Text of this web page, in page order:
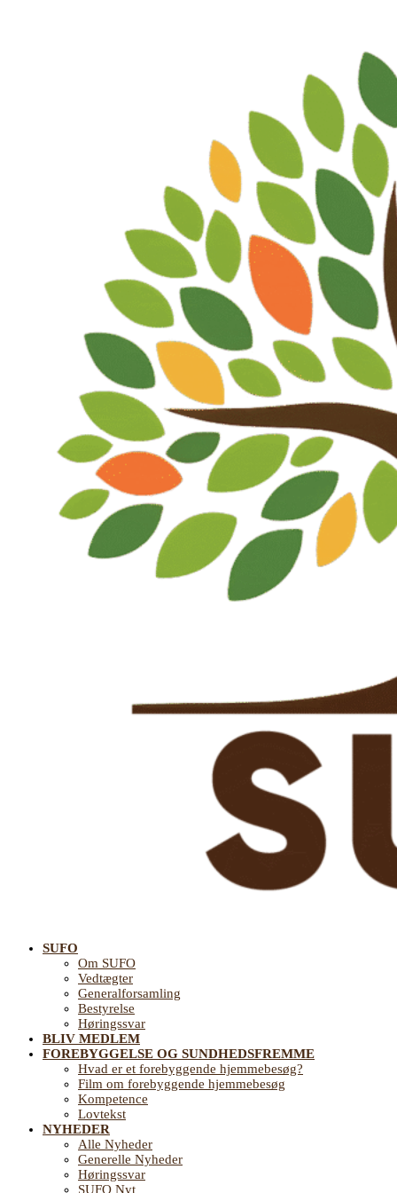
SUFO
Landsforening
Sundhedsfremme
Forebyggelse
ældreområdet
SUFO
Om SUFO
Vedtægter
Generalforsamling
Bestyrelse
Høringssvar
BLIV MEDLEM
FOREBYGGELSE OG SUNDHEDSFREMME
Hvad er et forebyggende hjemmebesøg?
Film om forebyggende hjemmebesøg
Kompetence
Lovtekst
NYHEDER
Alle Nyheder
Generelle Nyheder
Høringssvar
SUFO Nyt